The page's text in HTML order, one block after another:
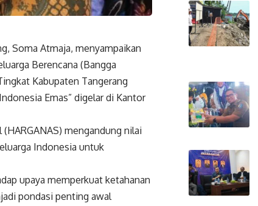
Soma Atmaja, menyampaikan
Berencana (Bangga
Kabupaten Tangerang
Emas” digelar di Kantor
mengandung nilai
Indonesia untuk
upaya memperkuat ketahanan
pondasi penting awal